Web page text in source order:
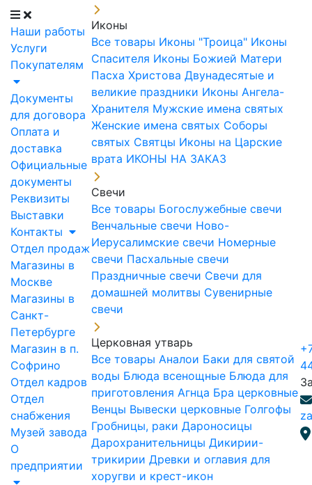
Наши работы
Услуги
Покупателям
Документы
для договора
Оплата и
доставка
Официальные
документы
Реквизиты
Выставки
Контакты
Отдел продаж
Магазины в
Москве
Магазины в
Санкт-
Петербурге
Магазин в п.
Софрино
Отдел кадров
Отдел
снабжения
Музей завода
О
предприятии
Иконы
Все товары Иконы "Троица" Иконы
Спасителя Иконы Божией Матери
Пасха Христова Двунадесятые и
великие праздники Иконы Ангела-
Хранителя Мужские имена святых
Женские имена святых Соборы
святых Святцы Иконы на Царские
врата ИКОНЫ НА ЗАКАЗ
Свечи
Все товары Богослужебные свечи
Венчальные свечи Ново-
Иерусалимские свечи Номерные
свечи Пасхальные свечи
Праздничные свечи Свечи для
домашней молитвы Сувенирные
свечи
Церковная утварь
Все товары Аналои Баки для святой
воды Блюда всенощные Блюда для
приготовления Агнца Бра церковные
Венцы Вывески церковные Голгофы
Гробницы, раки Дароносицы
Дарохранительницы Дикирии-
трикирии Древки и оглавия для
хоругви и крест-икон